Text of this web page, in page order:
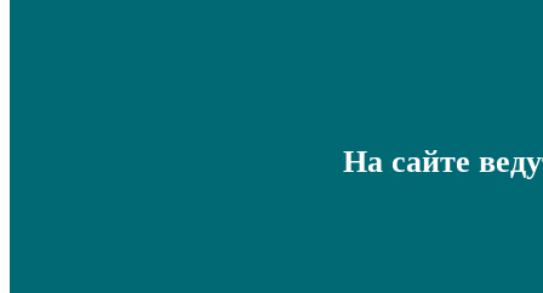
На сайте